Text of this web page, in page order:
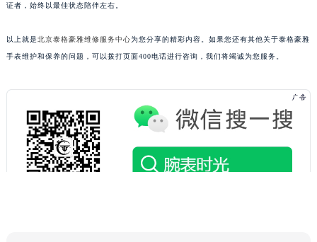
证者，始终以最佳状态陪伴左右。
以上就是北京泰格豪雅维修服务中心为您分享的精彩内容。如果您还有其他关于泰格豪雅
手表维护和保养的问题，可以拨打页面400电话进行咨询，我们将竭诚为您服务。